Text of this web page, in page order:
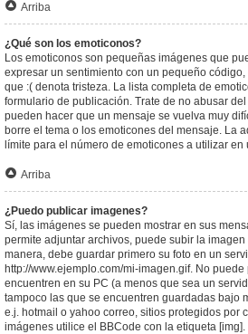
Arriba
¿Qué son los emoticonos?
Los emoticonos son pequeñas imágenes que
expresar un sentimiento con un pequeño
que :( denota tristeza. La lista completa de
formulario de publicación. Trate de no abusar
pueden hacer que un mensaje se vuelva muy
borre el tema o los emoticones del mensaje. La
límite para el número de emoticones a utilizar en
Arriba
¿Puedo publicar imagenes?
Sí, las imágenes se pueden mostrar en sus
permite adjuntar archivos, puede subir la
manera, debe guardar primero su foto en un
http://www.ejemplo.com/mi-imagen.gif. No
encuentren en su PC (a menos que sea un
tampoco las que se encuentren guardadas bajo
e.j. hotmail o yahoo correo, sitios protegidos por
imágenes utilice el BBCode con la etiqueta [img].